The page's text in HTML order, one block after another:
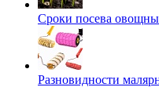
Сроки посева
Разновидности